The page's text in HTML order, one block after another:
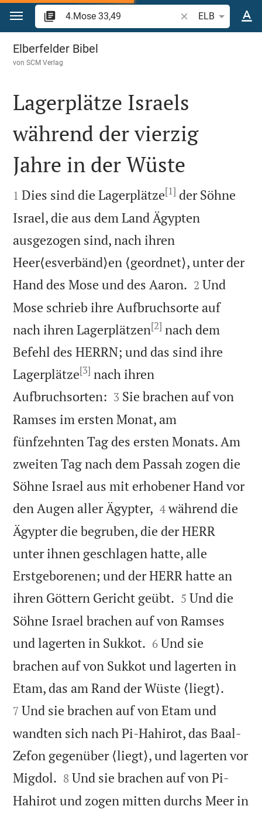
Zum Inhalt springen
Bibelstelle oder
ELB
4.Mose 33
Elberfelder Bibel
vonSCM Verlag

Lagerplätze Israels
während der vierzig
Jahre in der Wüste

1 Dies sind die Lagerplätze[1] der Söhne
Israel, die aus dem Land Ägypten
ausgezogen sind, nach ihren
Heer⟨esverbänd⟩en ⟨geordnet⟩, unter der
Hand des Mose und des Aaron. 

2 Und
Mose schrieb ihre Aufbruchsorte auf
nach ihren Lagerplätzen[2] nach dem
Befehl des HERRN; und das sind ihre
Lagerplätze[3] nach ihren
Aufbruchsorten: 

3 Sie brachen auf von
Ramses im ersten Monat, am
fünfzehnten Tag des ersten Monats. Am
zweiten Tag nach dem Passah zogen die
Söhne Israel aus mit erhobener Hand vor
den Augen aller Ägypter, 

4 während die
Ägypter die begruben, die der HERR
unter ihnen geschlagen hatte, alle
Erstgeborenen; und der HERR hatte an
ihren Göttern Gericht geübt. 

5 Und die
Söhne Israel brachen auf von Ramses
und lagerten in Sukkot. 

6 Und sie
brachen auf von Sukkot und lagerten in
Etam, das am Rand der Wüste ⟨liegt⟩.
7 Und sie brachen auf von Etam und
wandten sich nach Pi-Hahirot, das Baal-
Zefon gegenüber ⟨liegt⟩, und lagerten vor
Migdol. 

8 Und sie brachen auf von Pi-
Hahirot und zogen mitten durchs Meer in